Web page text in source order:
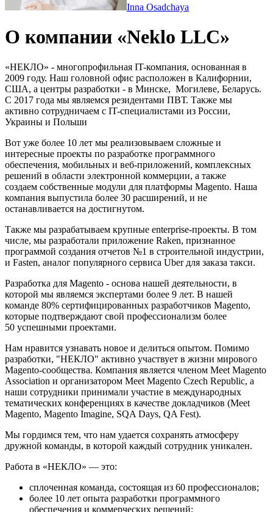
Inna Osadchaya
О компании «Neklo LLC»
«НЕКЛО» - многопрофильная IT-компания, основанная в
2009 году. Наш головной офис расположен в Калифорнии,
США, а центры разработки - в Минске, Могилеве, Беларусь.
С 2017 года мы являемся резидентами ПВТ. Также мы
активно сотрудничаем с IT-специалистами из России,
Украины и Польши
Вот уже более 10 лет мы реализовываем сложные и
интересные проекты по разработке программного
обеспечения, мобильных и веб-приложений, комплексных
решений в области электронной коммерции, а также
создаем собственные модули для платформы Magento. Наша
компания выпустила более 30 расширений, и не
останавливается на достигнутом.
Также мы разрабатываем крупные enterprise-проекты. В том
числе, мы разработали приложение Raken, признанное
программой создания отчетов №1 в строительной индустрии,
и Fasten, аналог популярного сервиса Uber для заказа такси.
Разработка для Magento - основа нашей деятельности, в
которой мы являемся экспертами более 9 лет. В нашей
команде 80% сертифицированных разработчиков Magento,
которые подтверждают свой профессионализм более
50 успешными проектами.
Нам нравится узнавать новое и делиться опытом. Помимо
разработки, "НЕКЛО" активно участвует в жизни мирового
Magento-сообщества. Компания является членом Meet Magento
Association и организатором Meet Magento Czech Republic, а
наши сотрудники принимали участие в международных
тематических конференциях в качестве докладчиков (Meet
Magento, Magento Imagine, SQA Days, QA Fest).
Мы гордимся тем, что нам удается сохранять атмосферу
дружной команды, в которой каждый сотрудник уникален.
Работа в «НЕКЛО» — это:
сплоченная команда, состоящая из 60 профессионалов;
более 10 лет опыта разработки программного
обеспечения и коммерческих решений;